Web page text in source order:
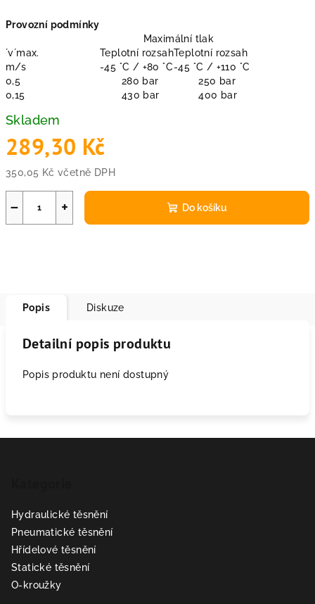
Provozní podmínky
Maximální tlak
´v´max.
Teplotní rozsahTeplotní rozsah
m/s
-45 °C / +80 °C-45 °C / +110 °C
0,5
280 bar
250 bar
0,15
430 bar 400 bar
Skladem
289,30 Kč
350,05 Kč včetně DPH
+
− Do košíku
Popis Diskuze
Detailní popis produktu
Popis produktu není dostupný
Hydraulické těsnění
Pneumatické těsnění
Hřídelové těsnění
Statické těsnění
O-kroužky